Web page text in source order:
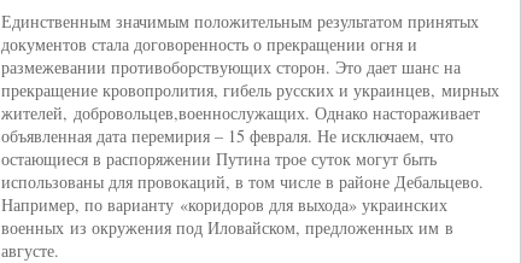
Единственным значимым положительным результатом принятых
документов стала договоренность о прекращении огня и
размежевании противоборствующих сторон. Это дает шанс на
прекращение кровопролития, гибель русских и украинцев, мирных
жителей, добровольцев,военнослужащих. Однако настораживает
объявленная дата перемирия – 15 февраля. Не исключаем, что
остающиеся в распоряжении Путина трое суток могут быть
использованы для провокаций, в том числе в районе Дебальцево.
Например, по варианту «коридоров для выхода» украинских
военных из окружения под Иловайском, предложенных им в
августе.